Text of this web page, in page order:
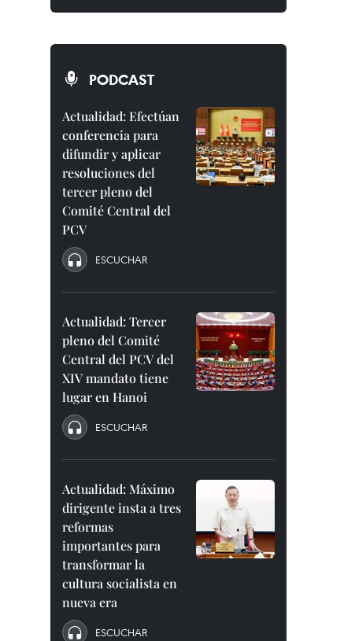
PODCAST
Actualidad: Efectúan
conferencia para
difundir y aplicar
resoluciones del
tercer pleno del
Comité Central del
PCV
ESCUCHAR
Actualidad: Tercer
pleno del Comité
Central del PCV del
XIV mandato tiene
lugar en Hanoi
ESCUCHAR
Actualidad: Máximo
dirigente insta a tres
reformas
importantes para
transformar la
cultura socialista en
nueva era
ESCUCHAR